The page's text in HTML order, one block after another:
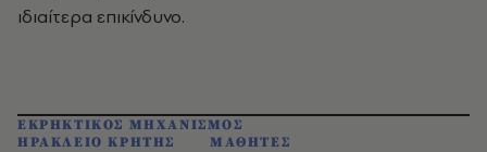
ιδιαίτερα επικίνδυνο.
ΕΚΡΗΚΤΙΚΟΣ ΜΗΧΑΝΙΣΜΟΣ
ΗΡΑΚΛΕΙΟ ΚΡΗΤΗΣ
ΜΑΘΗΤΕΣ